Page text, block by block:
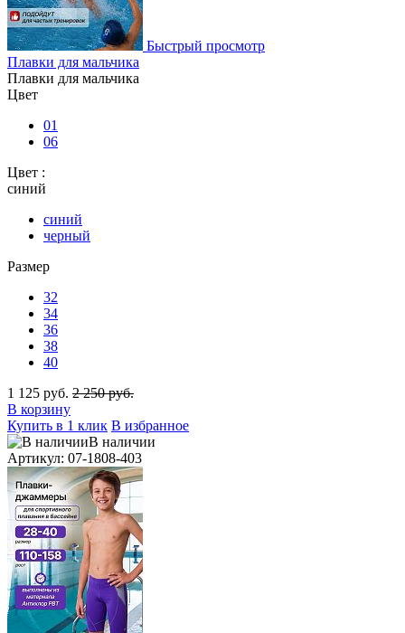
Быстрый просмотр
Плавки для мальчика
Плавки для мальчика
Цвет
01
06
Цвет :
синий
синий
черный
Размер
32
34
36
38
40
1 125 руб. 2 250 руб.
В корзину
Купить в 1 клик В избранное
В наличии
Артикул: 07-1808-403